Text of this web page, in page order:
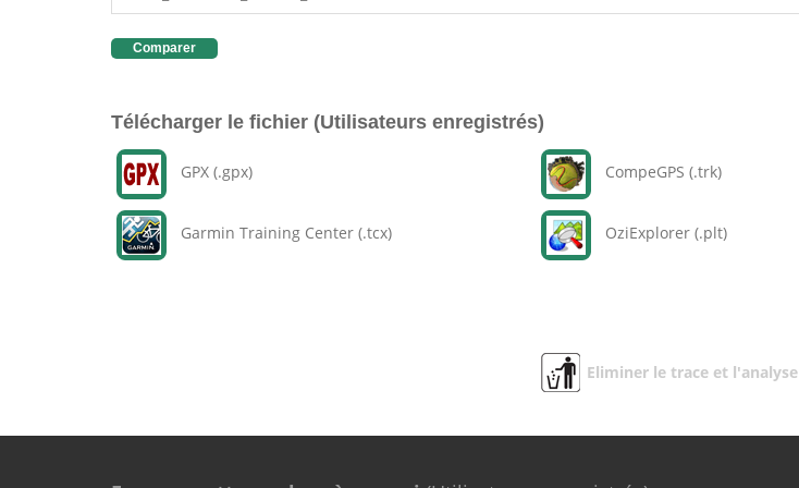
Comparer
Télécharger le fichier (Utilisateurs enregistrés)
GPX (.gpx)
Garmin Training Center (.tcx)
CompeGPS (.trk)
OziExplorer (.plt)
Eliminer le trace et l'analyse